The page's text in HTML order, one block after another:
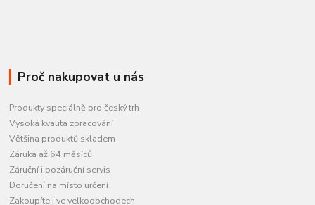
Proč nakupovat u nás
Produkty speciálně pro český trh
Vysoká kvalita zpracování
Většina produktů skladem
Záruka až 64 měsíců
Záruční i pozáruční servis
Doručení na místo určení
Zakoupíte i ve velkoobchodech